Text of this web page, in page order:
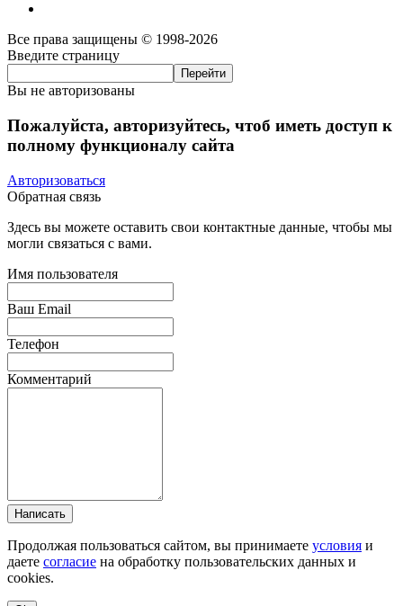
Все права защищены © 1998-2026
Введите страницу
Вы не авторизованы
Пожалуйста, авторизуйтесь, чтоб иметь доступ к
полному функционалу сайта
Авторизоваться
Обратная связь
Здесь вы можете оставить свои контактные данные, чтобы мы
могли связаться с вами.
Имя пользователя
Ваш Email
Телефон
Комментарий
Написать
Продолжая пользоваться сайтом, вы принимаете условия и
даете согласие на обработку пользовательских данных и
cookies.